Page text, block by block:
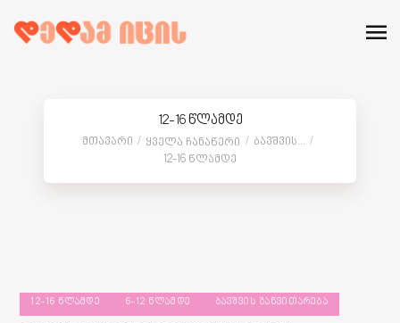
12-16 წლამდე
Მთავარი Ყველა Ჩანაწერი
Ბავშვის...
12-16 Წლამდე
12-16 ᲬᲚᲐᲛᲓᲔ 6-12 ᲬᲚᲐᲛᲓᲔ ᲑᲐᲕᲨᲕᲘᲡ ᲒᲐᲜᲕᲘᲗᲐᲠᲔᲑᲐ